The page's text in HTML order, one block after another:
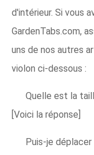
d'intérieur. Si vous
GardenTabs.com,
uns de nos autres
violon ci-dessous :
Quelle est la
[Voici la réponse]
Puis-je